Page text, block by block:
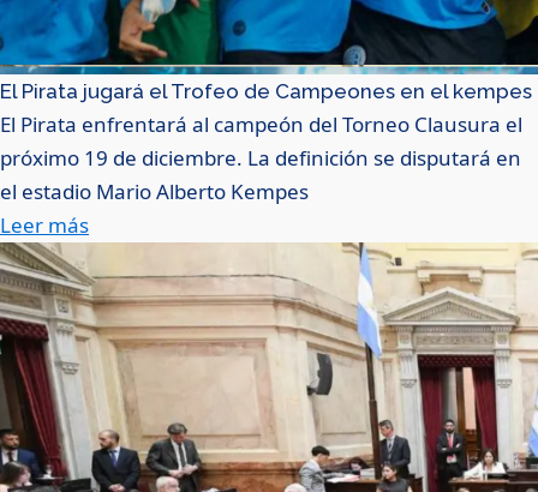
El Pirata jugará el Trofeo de Campeones en el kempes
El Pirata enfrentará al campeón del Torneo Clausura el
próximo 19 de diciembre. La definición se disputará en
el estadio Mario Alberto Kempes
Leer más